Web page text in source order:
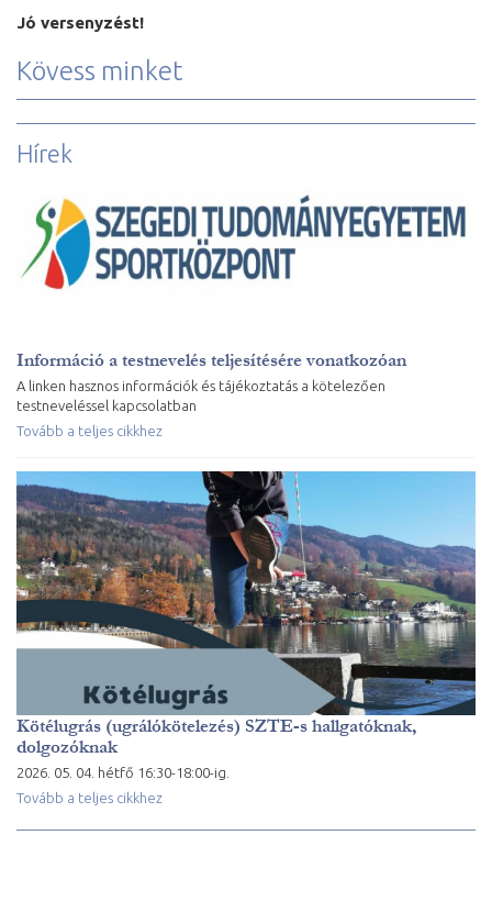
Jó versenyzést!
Kövess minket
Hírek
Információ a testnevelés teljesítésére vonatkozóan
A linken hasznos információk és tájékoztatás a kötelezően
testneveléssel kapcsolatban
Tovább a teljes cikkhez
Kötélugrás (ugrálókötelezés) SZTE-s hallgatóknak,
dolgozóknak
2026. 05. 04. hétfő 16:30-18:00-ig.
Tovább a teljes cikkhez